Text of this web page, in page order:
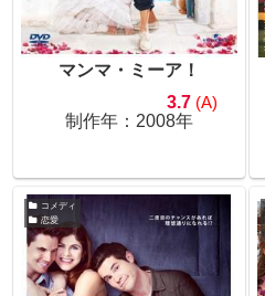
マンマ・ミーア！
3.7 (A)
制作年：2008年
コメディ
恋愛